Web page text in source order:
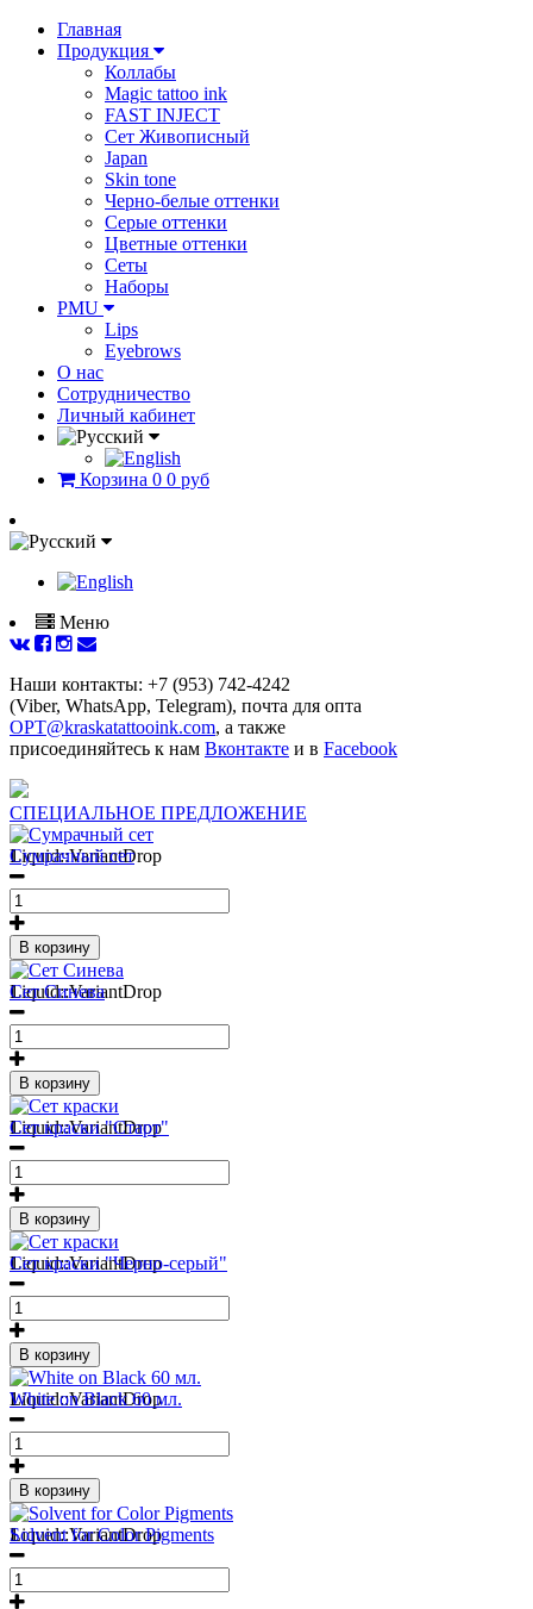
Главная
Продукция
Коллабы
Magic tattoo ink
FAST INJECT
Сет Живописный
Japan
Skin tone
Черно-белые оттенки
Серые оттенки
Цветные оттенки
Сеты
Наборы
PMU
Lips
Eyebrows
О нас
Сотрудничество
Личный кабинет
Корзина 0 0 руб
Меню
Наши контакты: +7 (953) 742-4242
(Viber, WhatsApp, Telegram), почта для опта
OPT@kraskatattooink.com, а также
присоединяйтесь к нам Вконтакте и в Facebook
СПЕЦИАЛЬНОЕ ПРЕДЛОЖЕНИЕ
1
Liquid::VariantDrop
Сумрачный сет
В корзину
1
Liquid::VariantDrop
Сет Синева
В корзину
1
Liquid::VariantDrop
Сет краски "Старт"
В корзину
1
Liquid::VariantDrop
Сет краски "Черно-серый"
В корзину
1
Liquid::VariantDrop
White on Black 60 мл.
В корзину
1
Liquid::VariantDrop
Solvent for Color Pigments